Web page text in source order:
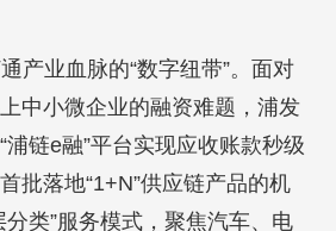
产业血脉的“数字纽带”。面对
中小微企业的融资难题，浦发
浦链e融”平台实现应收账款秒级
批落地“1+N”供应链产品的机
分类”服务模式，聚焦汽车、电